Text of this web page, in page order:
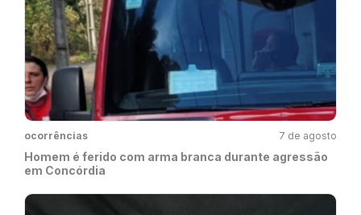
ocorrências 7 de agosto
Homem é ferido com arma branca durante agressão
em Concórdia